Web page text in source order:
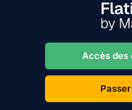
Accès des